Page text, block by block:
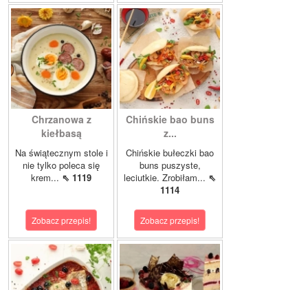
Chrzanowa z
kiełbasą
Na świątecznym stole i
nie tylko poleca się
krem... ⇖ 1119
Zobacz przepis!
Chińskie bao buns
z...
Chińskie bułeczki bao
buns puszyste,
leciutkie. Zrobiłam... ⇖
1114
Zobacz przepis!